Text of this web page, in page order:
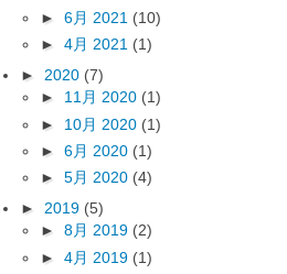
► 6月 2021 (10)
► 4月 2021 (1)
► 2020 (7)
► 11月 2020 (1)
► 10月 2020 (1)
► 6月 2020 (1)
► 5月 2020 (4)
► 2019 (5)
► 8月 2019 (2)
► 4月 2019 (1)